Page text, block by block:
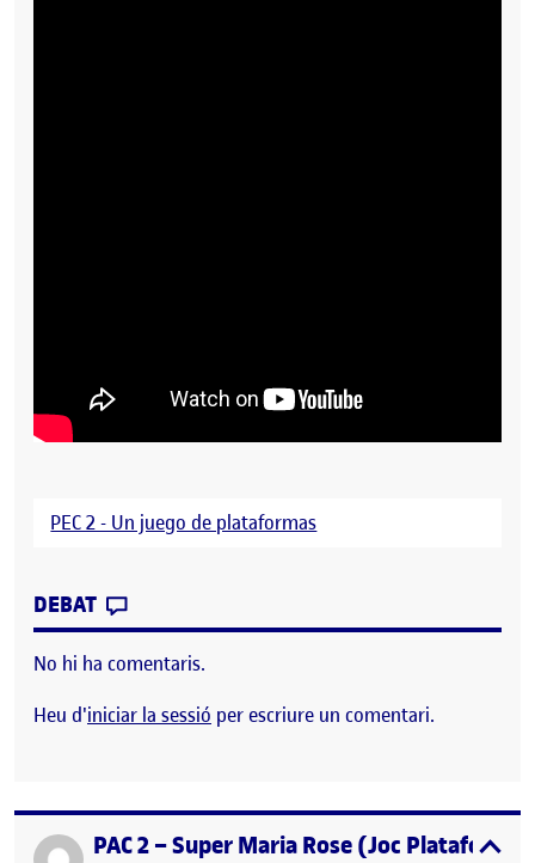
PEC 2 - Un juego de plataformas
DEBAT
No hi ha comentaris.
Heu d'iniciar la sessió per escriure un comentari.
Publicat perPAC 2 – Super Maria Rose (Joc